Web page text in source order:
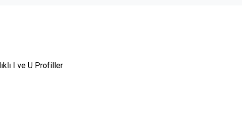
I ve U Profiller